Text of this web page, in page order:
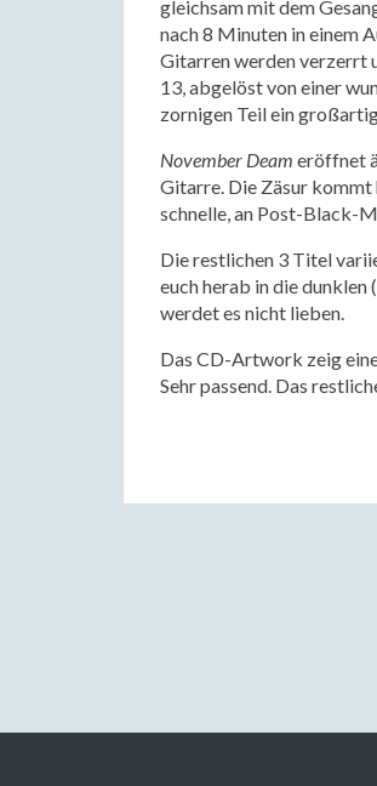
gleichsam mit dem
nach 8 Minuten in einem
Gitarren werden verzerrt
13, abgelöst von einer
zornigen Teil ein
November Deam eröffnet
Gitarre. Die Zäsur
schnelle, an Post-Black-
Die restlichen 3 Titel
euch herab in die dunklen
werdet es nicht lieben.
Das CD-Artwork zeig
Sehr passend. Das